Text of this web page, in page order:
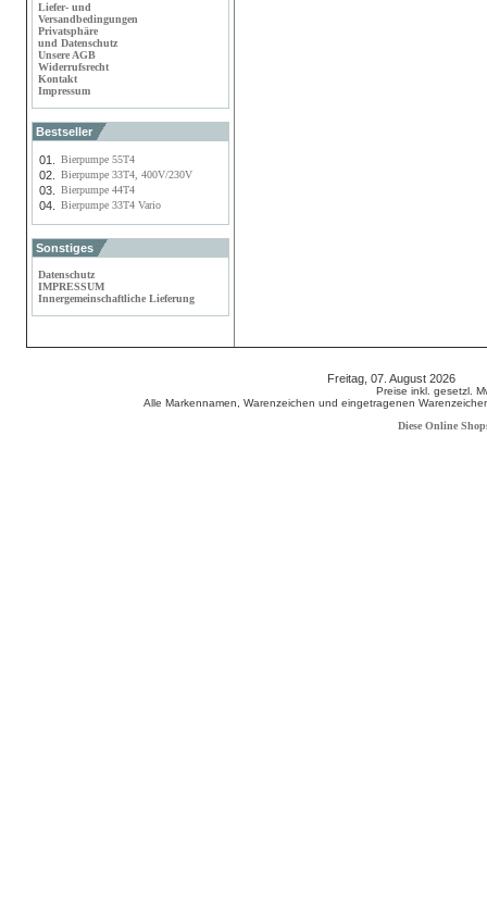
Liefer- und
Versandbedingungen
Privatsphäre
und Datenschutz
Unsere AGB
Widerrufsrecht
Kontakt
Impressum
Bestseller
01. Bierpumpe 55T4
02. Bierpumpe 33T4, 400V/230V
03. Bierpumpe 44T4
04. Bierpumpe 33T4 Vario
Sonstiges
Datenschutz
IMPRESSUM
Innergemeinschaftliche Lieferung
Freitag, 07. August 2026
Preise inkl. gesetzl.
Alle Markennamen, Warenzeichen und eingetragenen
Diese Online